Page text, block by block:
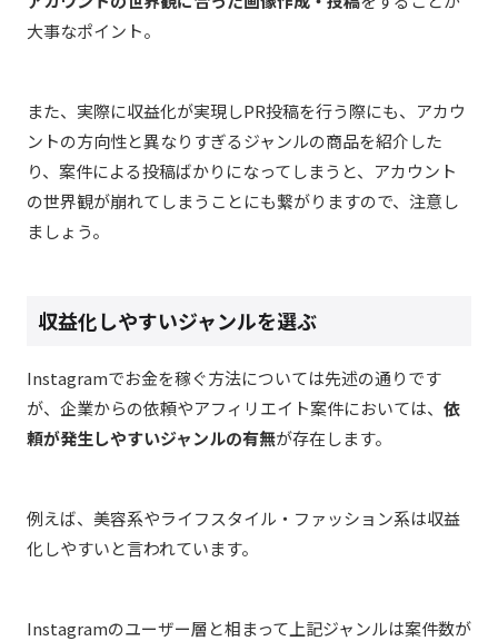
大事なポイント。
また、実際に収益化が実現しPR投稿を行う際にも、アカウ
ントの方向性と異なりすぎるジャンルの商品を紹介した
り、案件による投稿ばかりになってしまうと、アカウント
の世界観が崩れてしまうことにも繋がりますので、注意し
ましょう。
収益化しやすいジャンルを選ぶ
Instagramでお金を稼ぐ方法については先述の通りです
が、企業からの依頼やアフィリエイト案件においては、 依
頼が発生しやすいジャンルの有無が存在します。
例えば、美容系やライフスタイル・ファッション系は収益
化しやすいと言われています。
Instagramのユーザー層と相まって上記ジャンルは案件数が